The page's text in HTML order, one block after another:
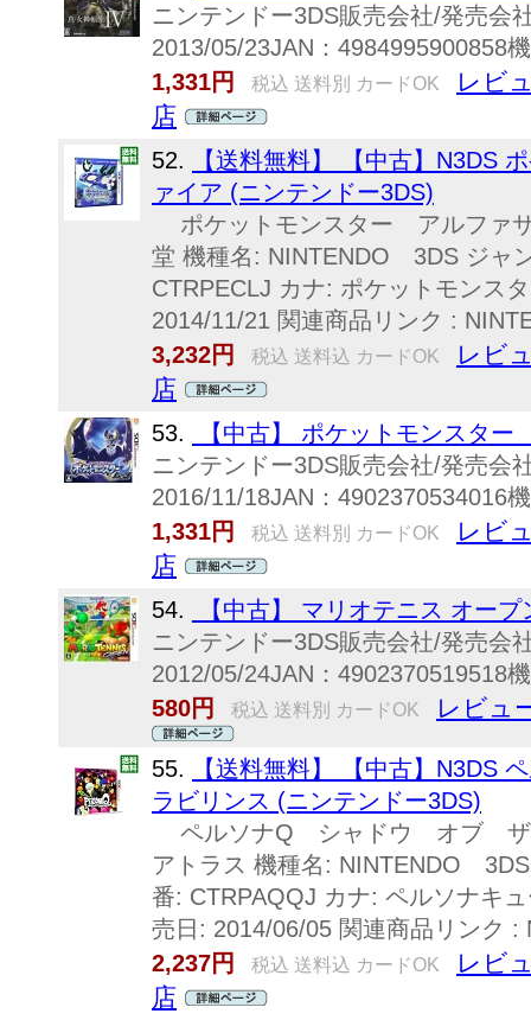
ニンテンドー3DS販売会社/発売会
2013/05/23JAN：4984995900858
1,331円
税込 送料別 カードOK
レビ
店
52.
【送料無料】 【中古】N3DS
ァイア (ニンテンドー3DS)
ポケットモンスター アルファ
堂 機種名: NINTENDO 3DS ジャ
CTRPECLJ カナ: ポケットモンス
2014/11/21 関連商品リンク :
3,232円
税込 送料込 カードOK
レビ
店
53.
【中古】 ポケットモンスタ
ニンテンドー3DS販売会社/発売会
2016/11/18JAN：4902370534016
1,331円
税込 送料別 カードOK
レビ
店
54.
【中古】 マリオテニス オー
ニンテンドー3DS販売会社/発売会
2012/05/24JAN：4902370519518
580円
税込 送料別 カードOK レビュ
55.
【送料無料】 【中古】
ラビリンス (ニンテンドー3DS)
ペルソナQ シャドウ オブ ザ
アトラス 機種名: NINTENDO
番: CTRPAQQJ カナ: ペルソナキ
売日: 2014/06/05 関連商品リンク
2,237円
税込 送料込 カードOK
レビ
店